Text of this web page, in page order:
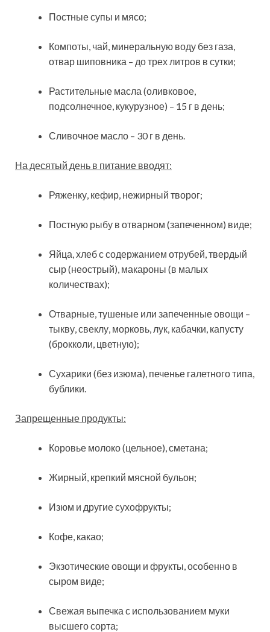
Постные супы и мясо;
Компоты, чай, минеральную воду без газа,
отвар шиповника – до трех литров в сутки;
Растительные масла (оливковое,
подсолнечное, кукурузное) – 15 г в день;
Сливочное масло – 30 г в день.
На десятый день в питание вводят:
Ряженку, кефир, нежирный творог;
Постную рыбу в отварном (запеченном) виде;
Яйца, хлеб с содержанием отрубей, твердый
сыр (неострый), макароны (в малых
количествах);
Отварные, тушеные или запеченные овощи –
тыкву, свеклу, морковь, лук, кабачки, капусту
(брокколи, цветную);
Сухарики (без изюма), печенье галетного типа,
бублики.
Запрещенные продукты:
Коровье молоко (цельное), сметана;
Жирный, крепкий мясной бульон;
Изюм и другие сухофрукты;
Кофе, какао;
Экзотические овощи и фрукты, особенно в
сыром виде;
Свежая выпечка с использованием муки
высшего сорта;